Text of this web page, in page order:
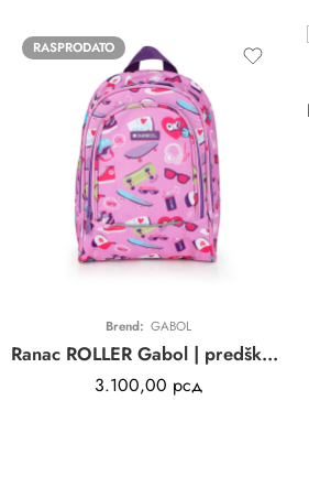
RASPRODATO
Brend: GABOL
Ranac ROLLER Gabol | predškolski | rozi print skate | poliester | 7L
3.100,00 рсд